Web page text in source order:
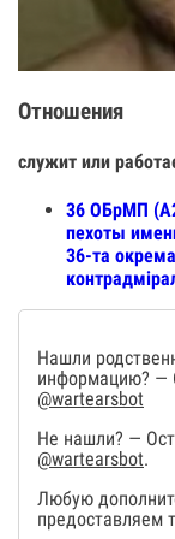
Отношения
служит или
36 ОБрМП
пехоты
36-та окрема
Нашли
информацию? —
@wartearsbot
Не нашли? —
@wartearsbot.
Любую
предоставляем